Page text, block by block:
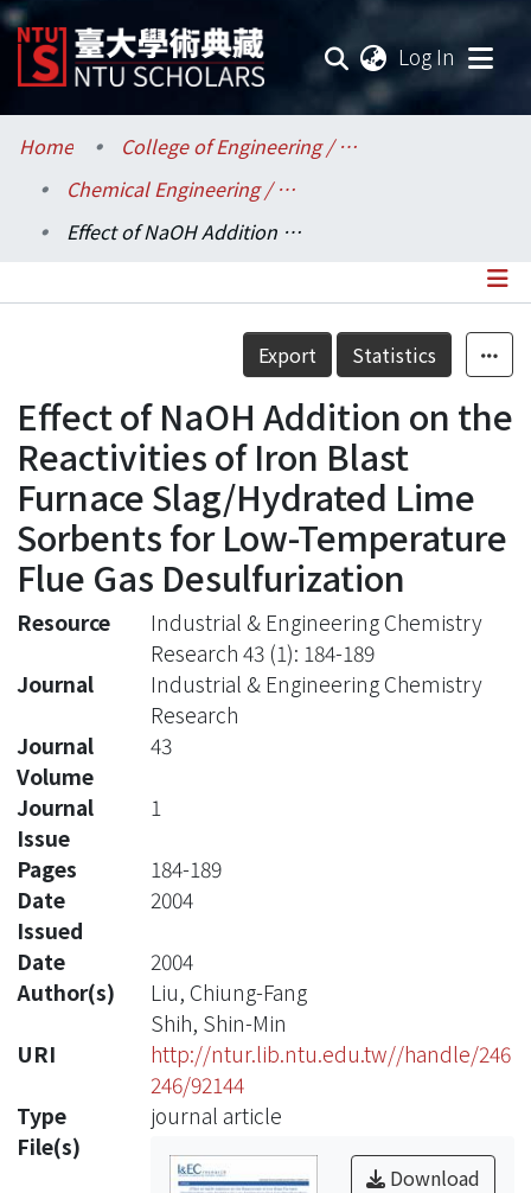
Log In
Communities & Collections
Research Outputs
Statistics
Home
College of Engineering / 工學院
Chemical Engineering / 化學工程學系
Effect of NaOH Addition on the Reactivities of Iron Blast Furnace Slag/Hydrated Lime Sorbents for Low-Temperature Flue Gas Desulfurization
Details
Export Statistics
Effect of NaOH Addition on the
Reactivities of Iron Blast
Furnace Slag/Hydrated Lime
Sorbents for Low-Temperature
Flue Gas Desulfurization
Resource
Industrial & Engineering Chemistry
Research 43 (1): 184-189
Journal
Industrial & Engineering Chemistry
Research
Journal
Volume
43
Journal
Issue
1
Pages
184-189
Date
Issued
2004
Date
2004
Author(s)
Liu, Chiung-Fang
Shih, Shin-Min
URI
http://ntur.lib.ntu.edu.tw//handle/246
246/92144
Type
journal article
File(s)
Download